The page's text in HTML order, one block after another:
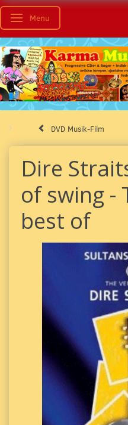
Skifte navigation
Menu
DVD Musik-Film
Dire
of swing -
best of